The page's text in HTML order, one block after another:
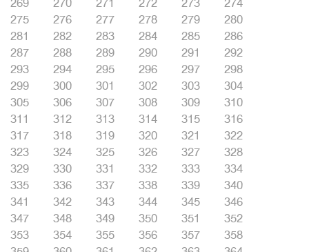
275
276 277 278 279
280
281
282 283 284 285
286
287
288 289 290 291
292
293
294 295 296 297
298
299
300 301 302 303
304
305
306 307 308 309
310
311
312 313 314 315
316
317
318 319 320 321
322
323
324 325 326 327
328
329
330 331 332 333
334
335
336 337 338 339
340
341
342 343 344 345
346
347
348 349 350 351
352
353
354 355 356 357
358